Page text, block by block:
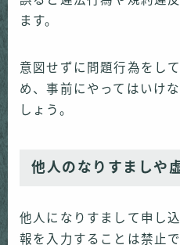
ます。
意図せずに問題行為をし
め、事前にやってはいけ
しょう。
他人のなりすましや
他人になりすまして申し
報を入力することは禁止で